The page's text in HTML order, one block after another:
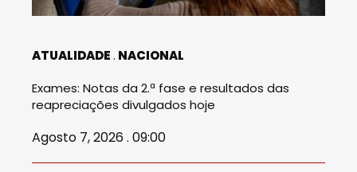
ATUALIDADE NACIONAL
Exames: Notas da 2.ª fase e resultados das
reapreciações divulgados hoje
Agosto 7, 2026 . 09:00